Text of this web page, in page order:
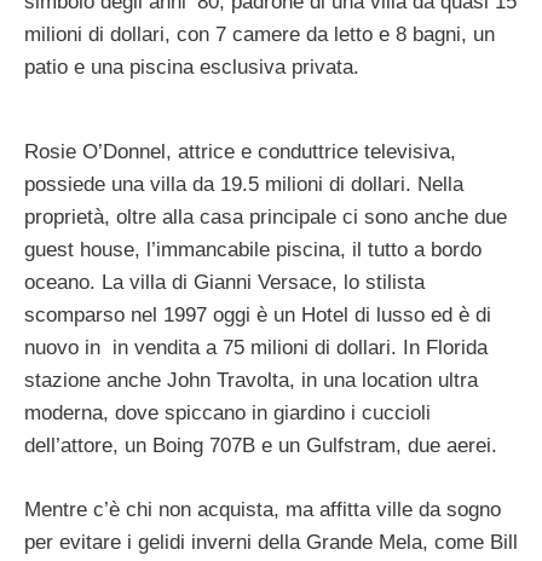
milioni di dollari, con 7 camere da letto e 8 bagni, un
patio e una piscina esclusiva privata.
Rosie O’Donnel, attrice e conduttrice televisiva,
possiede una villa da 19.5 milioni di dollari. Nella
proprietà, oltre alla casa principale ci sono anche due
guest house, l’immancabile piscina, il tutto a bordo
oceano. La villa di Gianni Versace, lo stilista
scomparso nel 1997 oggi è un Hotel di lusso ed è di
nuovo in in vendita a 75 milioni di dollari. In Florida
stazione anche John Travolta, in una location ultra
moderna, dove spiccano in giardino i cuccioli
dell’attore, un Boing 707B e un Gulfstram, due aerei.
Mentre c’è chi non acquista, ma affitta ville da sogno
per evitare i gelidi inverni della Grande Mela, come Bill